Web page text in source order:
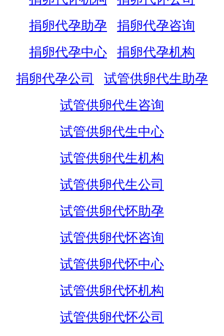
捐卵代孕助孕
捐卵代孕咨询
捐卵代孕中心
捐卵代孕机构
捐卵代孕公司
试管供卵代生助孕
试管供卵代生咨询
试管供卵代生中心
试管供卵代生机构
试管供卵代生公司
试管供卵代怀助孕
试管供卵代怀咨询
试管供卵代怀中心
试管供卵代怀机构
试管供卵代怀公司